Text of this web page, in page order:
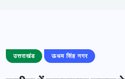
उत्तराखंड ऊधम सिंह नगर